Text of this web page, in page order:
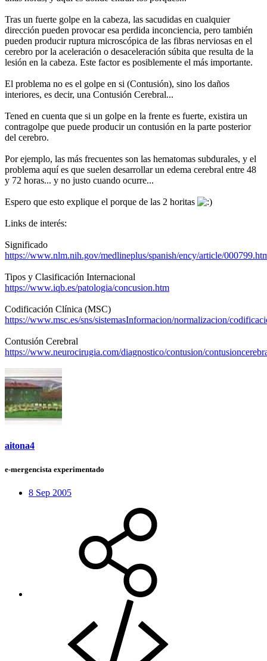
Tras un fuerte golpe en la cabeza, las sacudidas en cualquier
dirección pueden provocar esa perdida inconciencia, pero también
pueden producir ruptura microscópica de las fibras nerviosas en el
cerebro por la aceleración o desaceleración súbita que resulta de la
lesión en la cabeza. Este factor es posiblemente el más importante.
El problema no es el golpe en si (Contusión), sino los daños
interiores, es decir, una Contusión Cerebral...
Tened en cuenta que si un golpe en la frente es fuerte, existira un
contragolpe que puede producir un contusión en la parte posterior
del cerebro.
Por ejemplo, las más frecuentes son las hematomas subdurales, y el
problema aquí es que suelen desarrollar un edema cerebral entre 48
y 72 horas... y no justo cuando ocurre...
Espero que esto explique el porque de las 2 horitas
Links de interés:
Significado
https://www.nlm.nih.gov/medlineplus/spanish/ency/article/
Tipos y Clasificación Internacional
https://www.iqb.es/patologia/concusion.htm
Codificación Clínica (MSC)
https://www.msc.es/sns/sistemasInformacion/normalizacion/
Contusión Cerebral
https://www.neurocirugia.com/diagnostico/contusion/
aitona4
e-mergencista experimentado
8 Sep 2005